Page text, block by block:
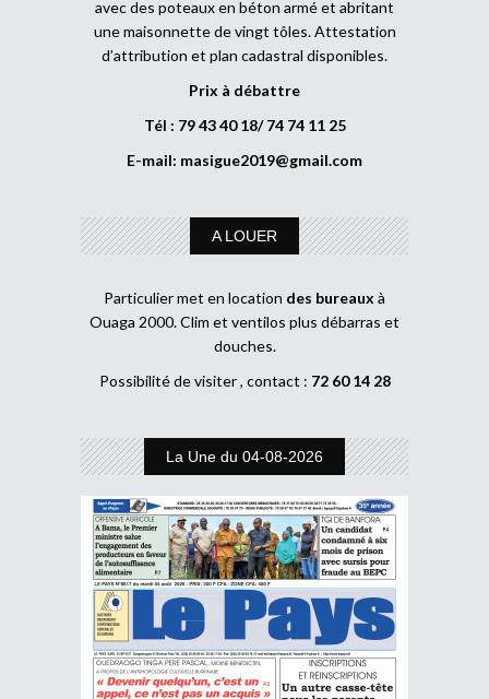
avec des poteaux en béton armé et abritant
une maisonnette de vingt tôles. Attestation
d’attribution et plan cadastral disponibles.
Prix à débattre
Tél : 79 43 40 18/ 74 74 11 25
E-mail: masigue2019@gmail.com
A LOUER
Particulier met en location des bureaux à
Ouaga 2000. Clim et ventilos plus débarras et
douches.
Possibilité de visiter , contact : 72 60 14 28
La Une du 04-08-2026